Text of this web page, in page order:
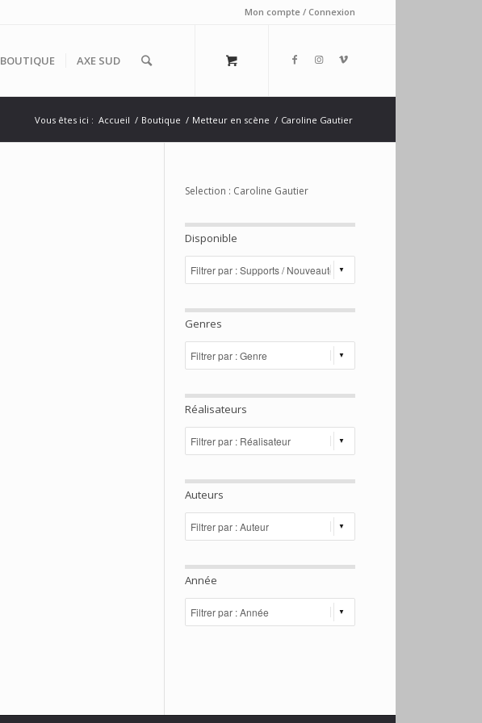
Mon compte / Connexion
BOUTIQUE AXE SUD
Vous êtes ici : Accueil / Boutique / Metteur en scène / Caroline Gautier
Selection : Caroline Gautier
Disponible
Genres
Réalisateurs
Auteurs
Année